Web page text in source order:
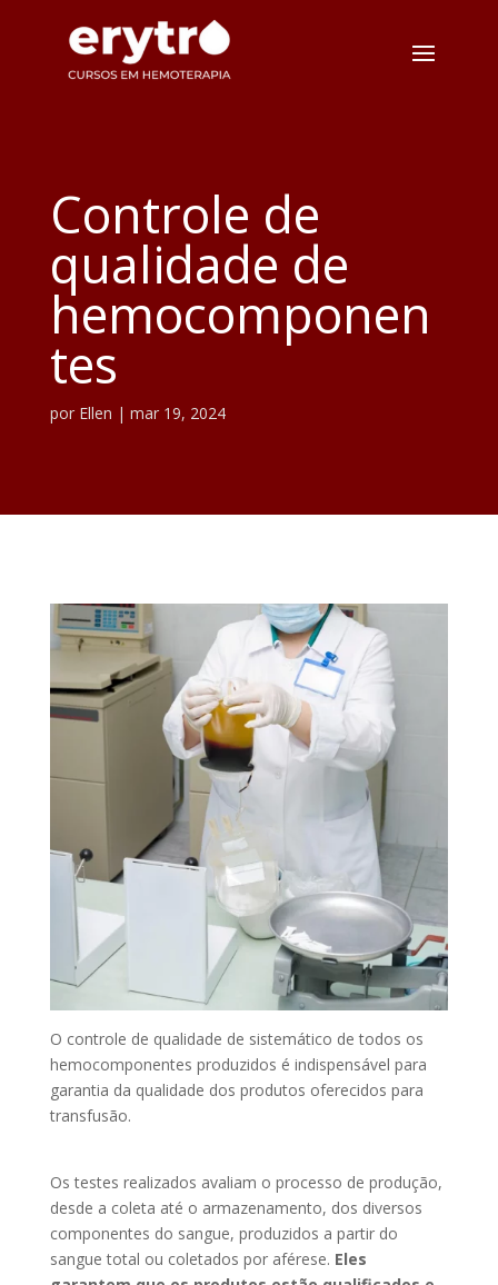
Controle de
qualidade de
hemocomponen
tes
por Ellen | mar 19, 2024
O controle de qualidade de sistemático de todos os
hemocomponentes produzidos é indispensável para
garantia da qualidade dos produtos oferecidos para
transfusão.
Os testes realizados avaliam o processo de produção,
desde a coleta até o armazenamento, dos diversos
componentes do sangue, produzidos a partir do
sangue total ou coletados por aférese. Eles